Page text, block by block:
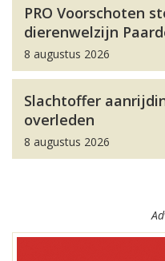
PRO Voorschoten
dierenwelzijn
8 augustus 2026
Slachtoffer
overleden
8 augustus 2026